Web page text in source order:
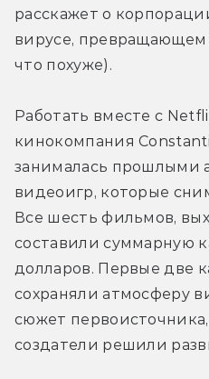
расскажет о
вирусе,
что похуже).
Работать вместе с
кинокомпания
занималась прошлыми
видеоигр, которые
Все шесть фильмов,
составили суммарную
долларов. Первые две
сохраняли атмосферу
сюжет
создатели решили